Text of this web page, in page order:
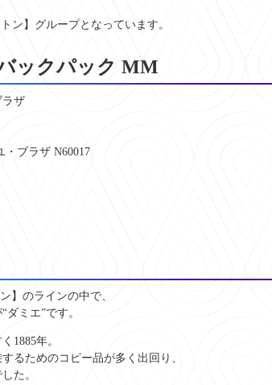
ン】グループとなっています。
ックパック MM
ラザ
ブラザ N60017
】のラインの中で、
ミエ”です。
1885年。
るためのコピー品が多く出回り、
た。